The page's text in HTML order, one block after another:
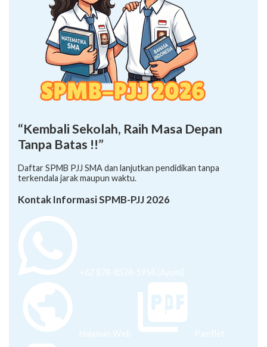
“Kembali Sekolah, Raih Masa Depan
Tanpa Batas !!”
Daftar SPMB PJJ SMA dan lanjutkan pendidikan tanpa
terkendala jarak maupun waktu.
Kontak Informasi SPMB-PJJ 2026
+62 878-8528-5958 (Ayumi)
Halaman Web Pamflet